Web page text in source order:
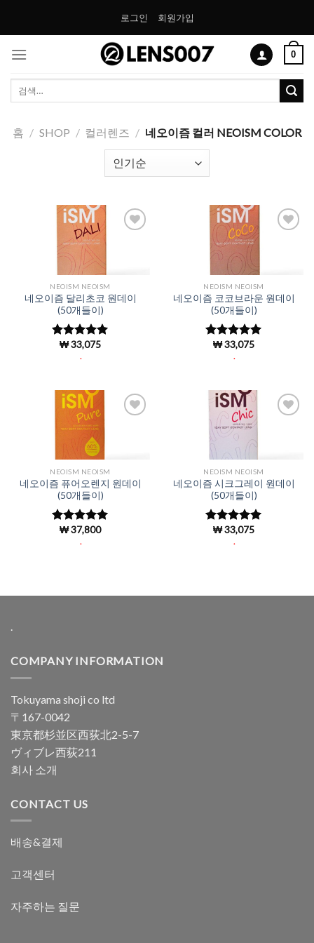
로그인 회원가입
0
색:
홈 / SHOP / 컬러렌즈 / 네오이즘 컬러 NEOISM COLOR
NEOISM NEOISM
네오이즘 달리초코 원데이
(50개들이)
5 중에서
로 평
₩33,075
.
NEOISM NEOISM
네오이즘 코코브라운 원데이
(50개들이)
5 중에서
로 평
₩33,075
.
NEOISM NEOISM
네오이즘 퓨어오렌지 원데이
(50개들이)
5 중에서
로 평
₩37,800
.
NEOISM NEOISM
네오이즘 시크그레이 원데이
(50개들이)
5 중에서
로 평
₩33,075
.
.
COMPANY INFORMATION
Tokuyama shoji co ltd
〒167-0042
東京都杉並区西荻北2-5-7
ヴィブレ西荻211
회사 소개
CONTACT US
배송&결제
고객센터
자주하는 질문